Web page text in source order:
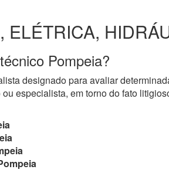
ELÉTRICA,
Pompeia?
designado para avaliar
especialista, em torno do fato